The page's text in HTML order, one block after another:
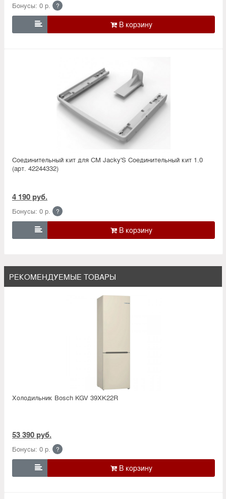
Бонусы: 0 р. ?

Соединительный кит для СМ Jacky'S Соединительный кит 1.0
(арт. 42244332)
4 190 руб.
Бонусы: 0 р. ?

РЕКОМЕНДУЕМЫЕ ТОВАРЫ
Холодильник Bosсh KGV 39XK22R
53 390 руб.
Бонусы: 0 р. ?
